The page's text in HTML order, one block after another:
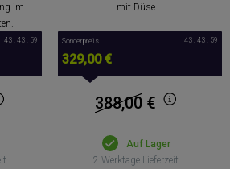
im
43 : 43 : 58
mit Düse
Sonderpreis
329,00 €
43 : 43 : 58
388,00 €
Auf Lager
2 Werktage Lieferzeit